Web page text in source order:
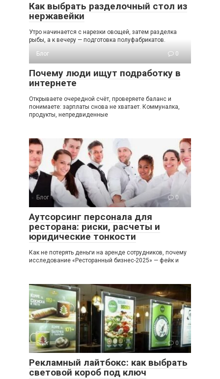
Как выбрать разделочный стол из
нержавейки
Утро начинается с нарезки овощей, затем разделка
рыбы, а к вечеру — подготовка полуфабрикатов.
Блог
0
Почему люди ищут подработку в
интернете
Открываете очередной счёт, проверяете баланс и
понимаете: зарплаты снова не хватает. Коммуналка,
продукты, непредвиденные
Блог 0
Аутсорсинг персонала для
ресторана: риски, расчеты и
юридические тонкости
Как не потерять деньги на аренде сотрудников, почему
исследование «Ресторанный бизнес-2025» — фейк и
Блог 0
Рекламный лайтбокс: как выбрать
световой короб под ключ